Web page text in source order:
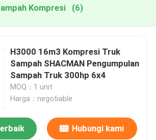
Kompresi (6)
H3000 16m3 Kompresi Truk
Sampah SHACMAN Pengumpulan
Sampah Truk 300hp 6x4
MOQ：1 unit
Harga：negotiable
Hubungi kami